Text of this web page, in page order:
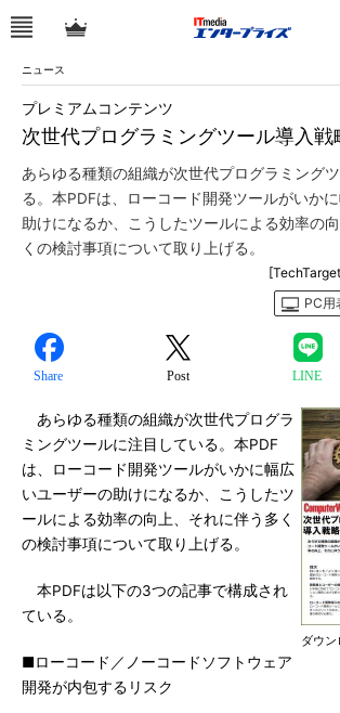
ニュース
次世代プログラミングツール導入戦
プレミアムコンテンツ
あらゆる種類の組織が次世代プログラミング
る。本PDFは、ローコード開発ツールがいか
助けになるか、こうしたツールによる効率の
くの検討事項について取り上げる。
PC用
Share Post LINE
ダウン
あらゆる種類の組織が次世代プログラ
ミングツールに注目している。本PDF
は、ローコード開発ツールがいかに幅広
いユーザーの助けになるか、こうしたツ
ールによる効率の向上、それに伴う多く
の検討事項について取り上げる。
本PDFは以下の3つの記事で構成され
ている。
■ローコード／ノーコードソフトウェア
開発が内包するリスク